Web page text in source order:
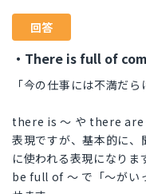
回答
・There is full of
「今の仕事には不満だ
there is 〜 や there are
表現ですが、基本的に
に使われる表現になりま
be full of 〜 で「〜がい